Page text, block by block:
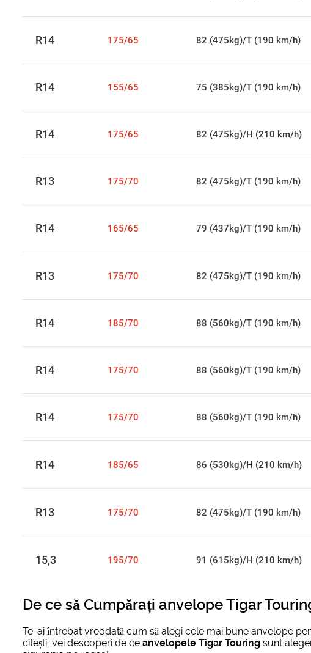
R14 175/65 82 (475kg)/T (190 km/h)
R14 155/65 75 (385kg)/T (190 km/h)
R14 175/65 82 (475kg)/H (210 km/h)
R13 175/70 82 (475kg)/T (190 km/h)
R14 165/65 79 (437kg)/T (190 km/h)
R13 175/70 82 (475kg)/T (190 km/h)
R14 185/70 88 (560kg)/T (190 km/h)
R14 175/70 88 (560kg)/T (190 km/h)
R14 175/70 88 (560kg)/T (190 km/h)
R14 185/65 86 (530kg)/H (210 km/h)
R13 175/70 82 (475kg)/T (190 km/h)
15,3 195/70 91 (615kg)/H (210 km/h)
De ce să Cumpărați anvelope Tigar
Te-ai întrebat vreodată cum să alegi cele mai bune anvelope
citești, vei descoperi de ce anvelopele Tigar Touring sunt